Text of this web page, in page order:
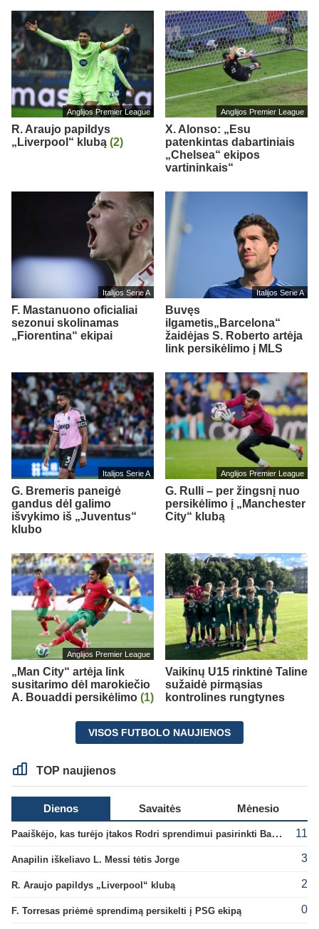
Anglijos Premier League
R. Araujo papildys
„Liverpool“ klubą (2)
Anglijos Premier League
X. Alonso: „Esu
patenkintas dabartiniais
„Chelsea“ ekipos
vartininkais“
Italijos Serie A
F. Mastanuono oficialiai
sezonui skolinamas
„Fiorentina“ ekipai
Italijos Serie A
Buvęs
ilgametis„Barcelona“
žaidėjas S. Roberto artėja
link persikėlimo į MLS
Italijos Serie A
G. Bremeris paneigė
gandus dėl galimo
išvykimo iš „Juventus“
klubo
Anglijos Premier League
G. Rulli – per žingsnį nuo
persikėlimo į „Manchester
City“ klubą
Anglijos Premier League
„Man City“ artėja link
susitarimo dėl marokiečio
A. Bouaddi persikėlimo (1)
Vaikinų U15 rinktinė Taline
sužaidė pirmąsias
kontrolines rungtynes
VISOS FUTBOLO NAUJIENOS
TOP naujienos
Dienos Savaitės Mėnesio
Paaiškėjo, kas turėjo įtakos Rodri sprendimui pasirinkti Barselonos pusę 11
Anapilin iškeliavo L. Messi tėtis Jorge 3
R. Araujo papildys „Liverpool“ klubą 2
F. Torresas priėmė sprendimą persikelti į PSG ekipą 0